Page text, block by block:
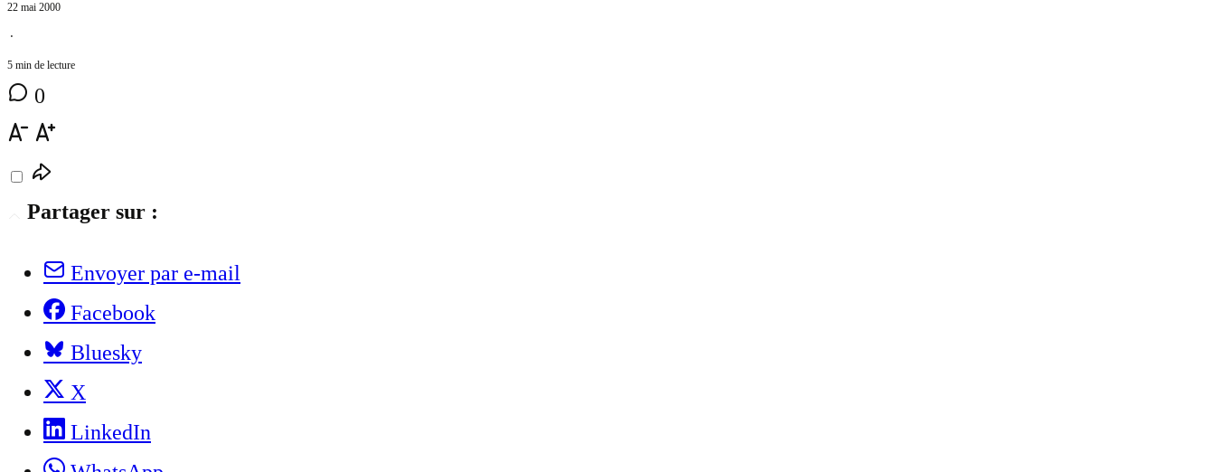
22 mai 2000
⋅
5 min de lecture
0
Partager sur :
Envoyer par e-mail
Facebook
Bluesky
X
LinkedIn